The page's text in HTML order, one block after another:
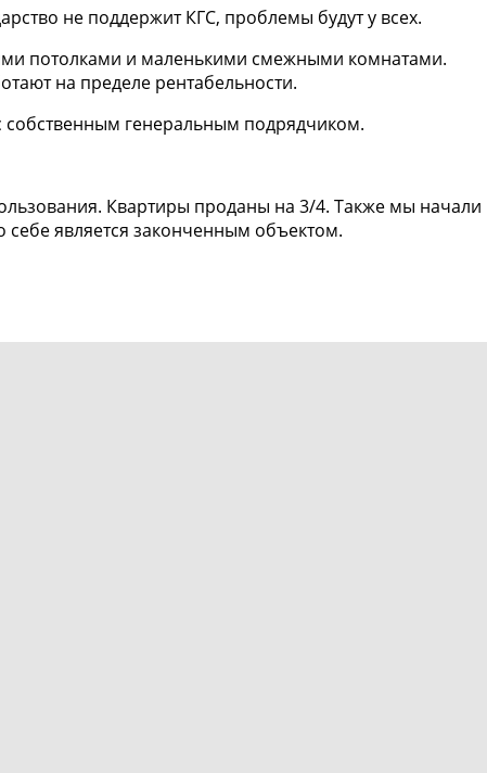
не поддержит КГС, проблемы будут у всех.
потолками и маленькими смежными комнатами.
на пределе рентабельности.
собственным генеральным подрядчиком.
Квартиры проданы на 3/4. Также мы начали
себе является законченным объектом.